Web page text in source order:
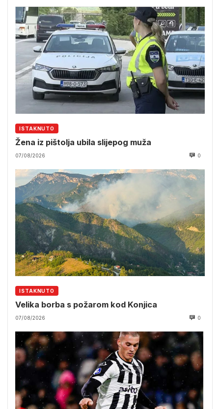
ISTAKNUTO
Žena iz pištolja ubila slijepog muža
07/08/2026 0
ISTAKNUTO
Velika borba s požarom kod Konjica
07/08/2026 0